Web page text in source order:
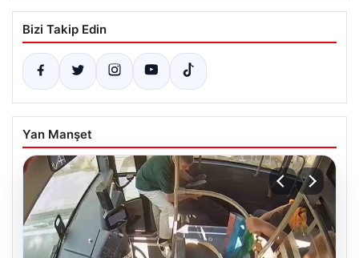
Bizi Takip Edin
Yan Manşet